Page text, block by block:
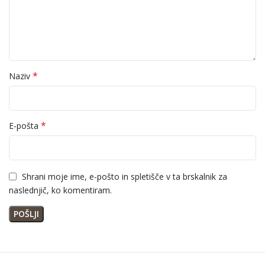
Naziv *
E-pošta *
Shrani moje ime, e-pošto in spletišče v ta brskalnik za
naslednjič, ko komentiram.